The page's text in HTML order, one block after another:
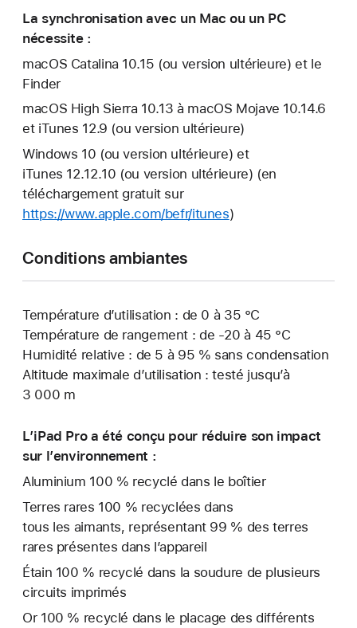
La synchronisation avec un Mac ou un PC
nécessite :
macOS Catalina 10.15 (ou version ultérieure) et le
Finder
macOS High Sierra 10.13 à macOS Mojave 10.14.6
et iTunes 12.9 (ou version ultérieure)
Windows 10 (ou version ultérieure) et
iTunes 12.12.10 (ou version ultérieure) (en
téléchargement gratuit sur
https://www.apple.com/befr/itunes)
Conditions ambiantes
Température d’utilisation : de 0 à 35 °C
Température de rangement : de -20 à 45 °C
Humidité relative : de 5 à 95 % sans condensation
Altitude maximale d’utilisation : testé jusqu’à
3 000 m
L’iPad Pro a été conçu pour réduire son impact
sur l’environne­ment :
Aluminium 100 % recyclé dans le boîtier
Terres rares 100 % recyclées dans
tous les aimants, représentant 99 % des terres
rares présentes dans l’appareil
Étain 100 % recyclé dans la soudure de plusieurs
circuits imprimés
Or 100 % recyclé dans le placage des différents